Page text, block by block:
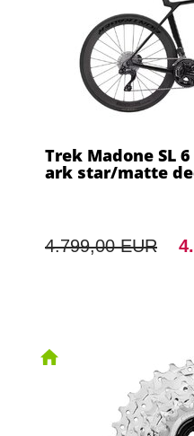
Trek Madone SL
ark star/matte
4.799,00 EUR